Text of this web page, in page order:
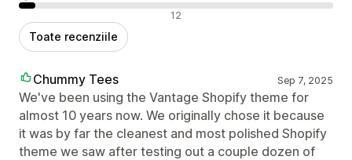
Recenzii negative 12
Toate recenziile
Chummy Tees Sep 7, 2025
We've been using the Vantage Shopify theme for
almost 10 years now. We originally chose it because
it was by far the cleanest and most polished Shopify
theme we saw after testing out a couple dozen of